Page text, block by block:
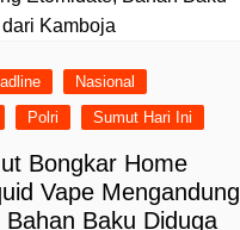
Nasional
Polri Sumut Hari Ini
Bongkar Home
Vape Mengandung
Baku Diduga